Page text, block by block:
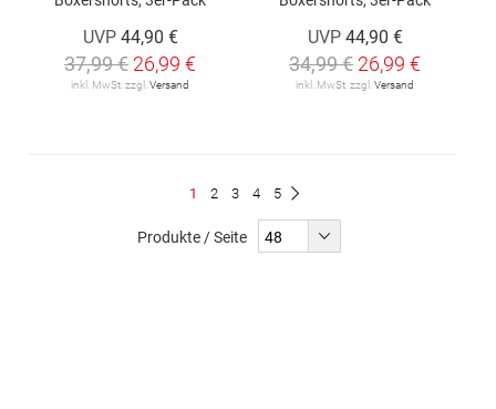
UVP 44,90 €
37,99 € 26,99 €
inkl. MwSt. zzgl. Versand
UVP 44,90 €
34,99 € 26,99 €
inkl. MwSt. zzgl. Versand
Du
1 Seite
2 Seite
3 Seite
4 Seite
5
Produkte / Seite